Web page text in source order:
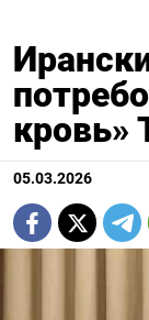
кровь»
05.03.2026